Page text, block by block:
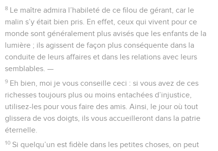
8 Le maître admira l’habileté de ce filou de gérant, car le
malin s’y était bien pris. En effet, ceux qui vivent pour ce
monde sont généralement plus avisés que les enfants de la
lumière ; ils agissent de façon plus conséquente dans la
conduite de leurs affaires et dans les relations avec leurs
semblables. —
9 Eh bien, moi je vous conseille ceci : si vous avez de ces
richesses toujours plus ou moins entachées d’injustice,
utilisez-les pour vous faire des amis. Ainsi, le jour où tout
glissera de vos doigts, ils vous accueilleront dans la patrie
éternelle.
10 Si quelqu’un est fidèle dans les petites choses, on peut